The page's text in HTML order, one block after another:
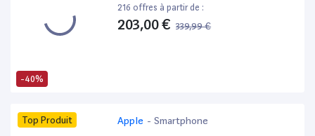
-40%
216 offres à partir de :
203,00 € 339,99 €
Top Produit Apple - Smartphone